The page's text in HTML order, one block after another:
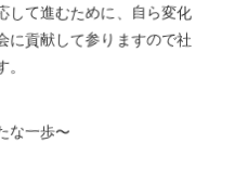
して進むために、自ら変化
に貢献して参りますので社
な一歩〜